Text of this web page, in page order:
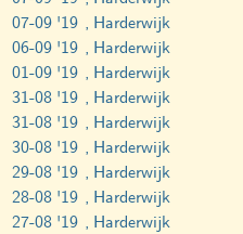
07-09 '19 , Harderwijk
06-09 '19 , Harderwijk
01-09 '19 , Harderwijk
31-08 '19 , Harderwijk
31-08 '19 , Harderwijk
30-08 '19 , Harderwijk
29-08 '19 , Harderwijk
28-08 '19 , Harderwijk
27-08 '19 , Harderwijk